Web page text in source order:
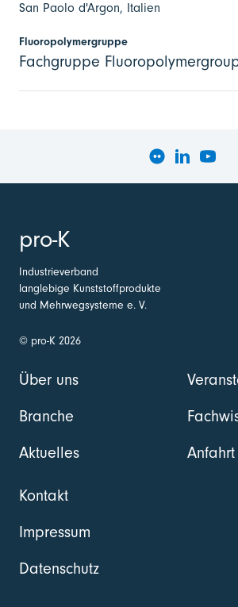
San Paolo d'Argon, Italien
Fluoropolymergruppe
Fachgruppe
pro-K
Industrieverband
langlebige Kunststoffprodukte
und Mehrwegsysteme e. V.
© pro-K 2026
Über uns
Branche
Aktuelles
Anfahrt
Kontakt
Impressum
Datenschutz